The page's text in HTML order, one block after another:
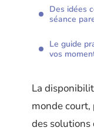
Des idées
séance
Le guide
vos
La
monde court,
des solutions